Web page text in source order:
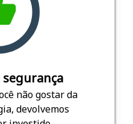
segurança
não gostar da
devolvemos